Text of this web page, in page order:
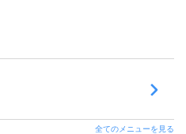
全てのメニューを見る